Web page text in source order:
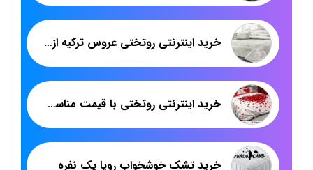
خرید اینترنتی روتختی عروس ترکیه از شرکت پاندا
خرید اینترنتی روتختی با قیمت مناسب | صادرات روتختی دونفره به عراق | پاندا
خرید تشک خوشخواب رویا یک نفره